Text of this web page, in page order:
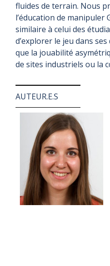
fluides de terrain. Nous
l’éducation de manipuler
similaire à celui des
d’explorer le jeu dans
que la jouabilité
de sites industriels ou la
AUTEUR.E.S